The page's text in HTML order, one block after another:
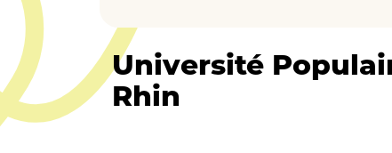
Université
Rhin